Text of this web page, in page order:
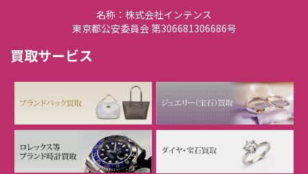
名称：株式会社インテンス
東京都公安委員会 第306681306686号
買取サービス